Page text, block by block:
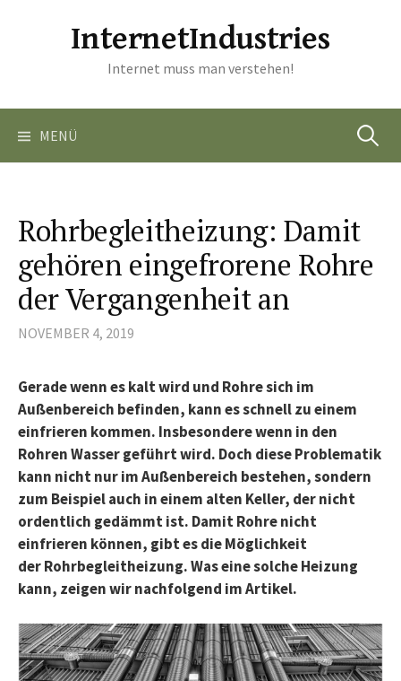
InternetIndustries
Internet muss man verstehen!
MENÜ Suchen
Rohrbegleitheizung: Damit
gehören eingefrorene Rohre
der Vergangenheit an
NOVEMBER 4, 2019
Gerade wenn es kalt wird und Rohre sich im
Außenbereich befinden, kann es schnell zu einem
einfrieren kommen. Insbesondere wenn in den
Rohren Wasser geführt wird. Doch diese Problematik
kann nicht nur im Außenbereich bestehen, sondern
zum Beispiel auch in einem alten Keller, der nicht
ordentlich gedämmt ist. Damit Rohre nicht
einfrieren können, gibt es die Möglichkeit
der Rohrbegleitheizung. Was eine solche Heizung
kann, zeigen wir nachfolgend im Artikel.